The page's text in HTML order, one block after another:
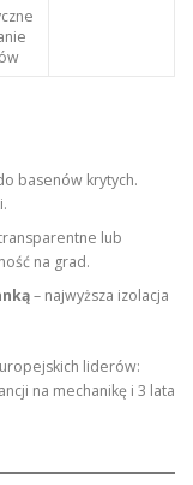
basenów krytych.
lub
na grad.
– najwyższa izolacja
liderów:
na mechanikę i 3 lata